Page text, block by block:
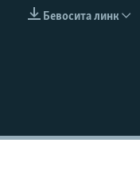
Бевосита линк